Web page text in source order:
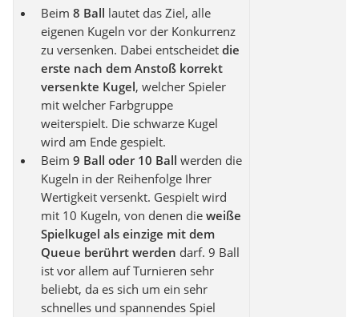
Beim 8 Ball lautet das Ziel, alle
eigenen Kugeln vor der Konkurrenz
zu versenken. Dabei entscheidet die
erste nach dem Anstoß korrekt
versenkte Kugel, welcher Spieler
mit welcher Farbgruppe
weiterspielt. Die schwarze Kugel
wird am Ende gespielt.
Beim 9 Ball oder 10 Ball werden die
Kugeln in der Reihenfolge Ihrer
Wertigkeit versenkt. Gespielt wird
mit 10 Kugeln, von denen die weiße
Spielkugel als einzige mit dem
Queue berührt werden darf. 9 Ball
ist vor allem auf Turnieren sehr
beliebt, da es sich um ein sehr
schnelles und spannendes Spiel